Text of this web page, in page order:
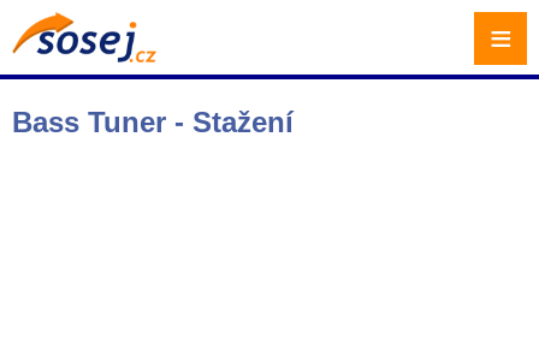
Bass Tuner - Stažení
≡